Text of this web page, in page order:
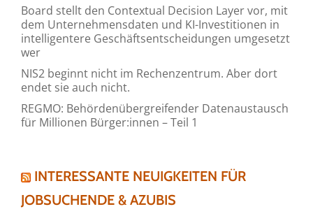
Board stellt den Contextual Decision Layer vor, mit
dem Unternehmensdaten und KI-Investitionen in
intelligentere Geschäftsentscheidungen umgesetzt
wer
NIS2 beginnt nicht im Rechenzentrum. Aber dort
endet sie auch nicht.
REGMO: Behördenübergreifender Datenaustausch
für Millionen Bürger:innen – Teil 1
INTERESSANTE NEUIGKEITEN FÜR
JOBSUCHENDE & AZUBIS